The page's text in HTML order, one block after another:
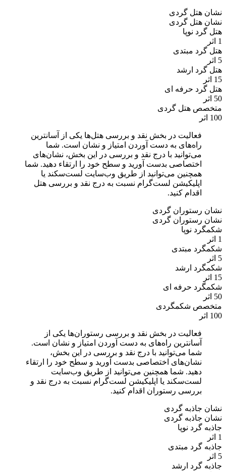
نشان هتل گردی
نشان هتل گردی
هتل گرد نوپا
1 اثر
هتل گرد مبتدی
5 اثر
هتل گرد ارشد
15 اثر
هتل گرد حرفه ای
50 اثر
متخصص هتل گردی
100 اثر
فعالیت در بخش نقد و بررسی هتل‌ها یکی از آسانترین
راه‌های به دست آوردن امتیاز و نشان است. شما
می‌توانید با درج نقد و بررسی در این بخش، نشان‌های
اختصاصی بدست آورید و سطح خود را ارتقاء دهید. شما
همچنین می‌توانید از طریق وب‌سایت لست‌سکند یا
اپلیکیشن لست‌گرام نسبت به درج نقد و بررسی هتل
اقدام کنید.
نشان رستوران گردی
نشان رستوران گردی
شکمگرد نوپا
1 اثر
شکمگرد مبتدی
5 اثر
شکمگرد ارشد
15 اثر
شکمگرد حرفه ای
50 اثر
متخصص شکمگردی
100 اثر
فعالیت در بخش نقد و بررسی رستوران‌ها یکی از
آسانترین راه‌های به دست آوردن امتیاز و نشان است.
شما می‌توانید با درج نقد و بررسی در این بخش،
نشان‌های اختصاصی بدست آورید و سطح خود را ارتقاء
دهید. شما همچنین می‌توانید از طریق وب‌سایت
لست‌سکند یا اپلیکیشن لست‌گرام نسبت به درج نقد و
بررسی رستوران اقدام کنید.
نشان جاذبه گردی
نشان جاذبه گردی
جاذبه گرد نوپا
1 اثر
جاذبه گرد مبتدی
5 اثر
جاذبه گرد ارشد